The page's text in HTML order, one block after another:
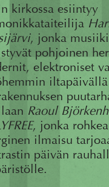
kirkossa esiintyy
, jonka
pohjoinen
elektroniset
Raoul
, jonka
ilmaisu
päivän